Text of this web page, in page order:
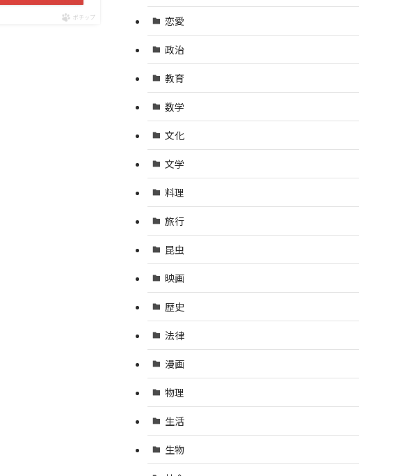
ポチップ 恋愛
政治
教育
数学
文化
文学
料理
旅行
昆虫
映画
歴史
法律
漫画
物理
生活
生物